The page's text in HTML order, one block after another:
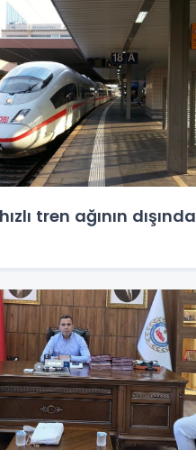
tren ağının dışında